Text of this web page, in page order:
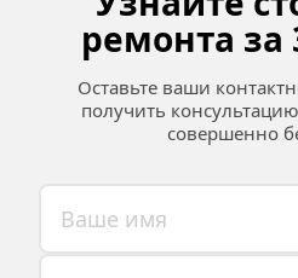
ремонта за
Оставьте ваши
получить
совершенно